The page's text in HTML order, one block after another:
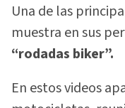
Una de las
muestra en sus
“rodadas biker”.
En estos videos